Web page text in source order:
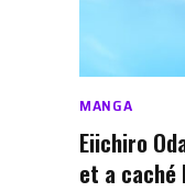
MANGA
Eiichiro
et a caché